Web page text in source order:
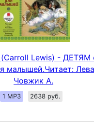
Lewis) - ДЕТЯМ
малышей.Читает:
Човжик А.
1 MP3 2638 руб.